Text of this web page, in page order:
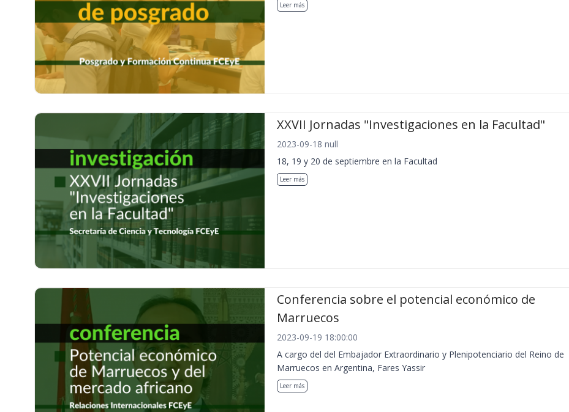
Leer más
XXVII Jornadas "Investigaciones en la Facultad"
2023-09-18 null
18, 19 y 20 de septiembre en la Facultad
Leer más
Conferencia sobre el potencial económico de
Marruecos
2023-09-19 18:00:00
A cargo del del Embajador Extraordinario y Plenipotenciario del Reino de
Marruecos en Argentina, Fares Yassir
Leer más